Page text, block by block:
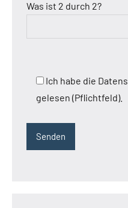
Was ist 2 durch 2?
Ich habe die
gelesen (Pflichtfeld).